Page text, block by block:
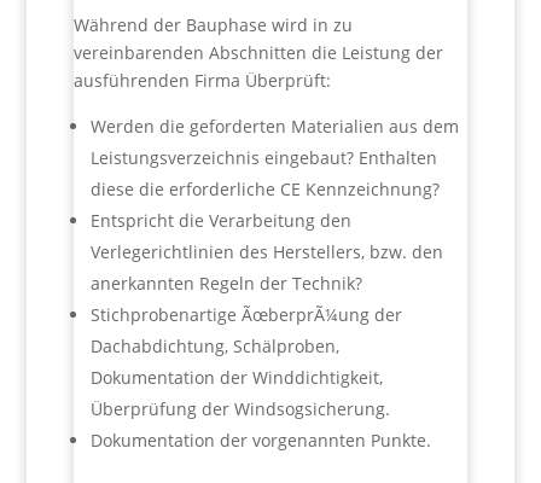
Während der Bauphase wird in zu
vereinbarenden Abschnitten die Leistung der
ausführenden Firma Überprüft:
Werden die geforderten Materialien aus dem
Leistungsverzeichnis eingebaut? Enthalten
diese die erforderliche CE Kennzeichnung?
Entspricht die Verarbeitung den
Verlegerichtlinien des Herstellers, bzw. den
anerkannten Regeln der Technik?
Stichprobenartige ÃœberprÃ¼ung der
Dachabdichtung, Schälproben,
Dokumentation der Winddichtigkeit,
Überprüfung der Windsogsicherung.
Dokumentation der vorgenannten Punkte.